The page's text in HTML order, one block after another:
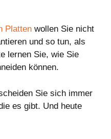
Platten wollen Sie nicht
und so tun, als
lernen Sie, wie Sie
können.
Sie sich immer
es gibt. Und heute